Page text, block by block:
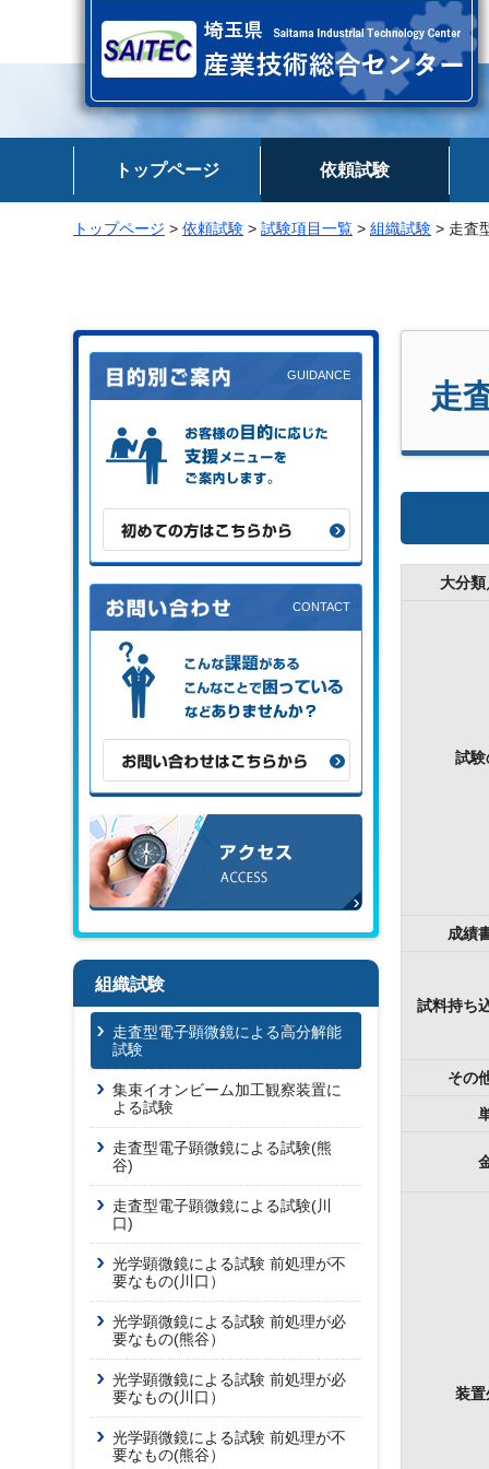
トップページ 依頼試験
トップページ > 依頼試験 > 試験項目一覧 > 組織試験 > 走査
お客様の目的に応じた支援メニュー
をご案内します。
初めての方はこちらから
こんな課題がある、こんなことで困
っている、などありませんか？
お問い合わせはこちらから
アクセス
組織試験
走査型電子顕微鏡による高分解能
試験
集束イオンビーム加工観察装置に
よる試験
走査型電子顕微鏡による試験(熊
谷)
走査型電子顕微鏡による試験(川
口)
光学顕微鏡による試験 前処理が不
要なもの(川口）
光学顕微鏡による試験 前処理が必
要なもの(熊谷）
光学顕微鏡による試験 前処理が必
要なもの(川口）
光学顕微鏡による試験 前処理が不
要なもの(熊谷）
走
大分
試験
成績
試料持ち
その
装置